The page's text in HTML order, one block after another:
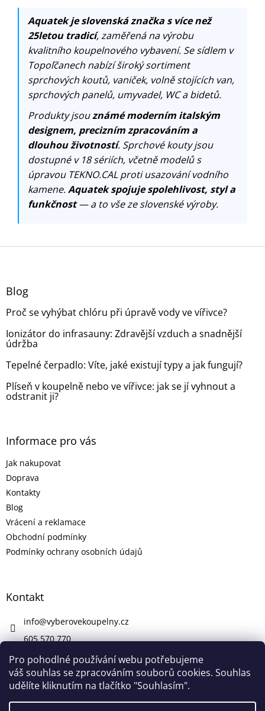
Pro pohodlné používání webu potřebujeme
váš souhlas se zpracováním souborů cookies. Souhlas
udělíte kliknutím na tlačítko "Souhlasím".
Aquatek je slovenská značka s více než
25letou tradicí, zaměřená na výrobu
kvalitního koupelnového vybavení. Se sídlem v
Topoľčanech nabízí široký sortiment
sprchových koutů, vaniček, volně stojících van,
sprchových panelů, umyvadel, WC a bidetů.
Produkty jsouznámé moderním italským
designem, precizním zpracováním a
dlouhou životností. Sprchové kouty jsou
dostupné v 18 sériích, včetně modelů s
úpravou TEKNO.CAL proti usazování vodního
kamene.Aquatek spojuje spolehlivost, styl a
funkčnost— a to vše ze slovenské výroby.
Z
Blog
Proč se vyhýbat chlóru při úpravě vody ve vířivce?
Ionizátor do infrasauny: Zdravější vzduch a snadnější
údržba
Tepelné čerpadlo: Víte, jaké existují typy a jak fungují?
Plíseň v koupelně nebo ve vířivce: jak se jí vyhnout a
odstranit ji?
Informace pro vás
Jak nakupovat
Doprava
Kontakty
Blog
Vrácení a reklamace
Obchodní podmínky
Podmínky ochrany osobních údajů
Kontakt
info@vyberovekoupelny.cz
605 570 770
https://www.facebook.com/vyberovekoupelny/